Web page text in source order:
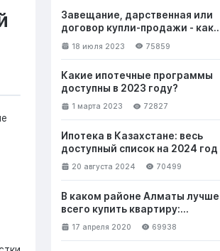
Завещание, дарственная или
договор купли-продажи - как
лучше безвозмездно передать
недвижимость
18 июля 2023 75859
Какие ипотечные программы
доступны в 2023 году?
1 марта 2023 72827
Ипотека в Казахстане: весь
доступный список на 2024 год
20 августа 2024 70499
В каком районе Алматы лучше
всего купить квартиру:
выбираем новостройку. Часть 1
17 апреля 2020 69938